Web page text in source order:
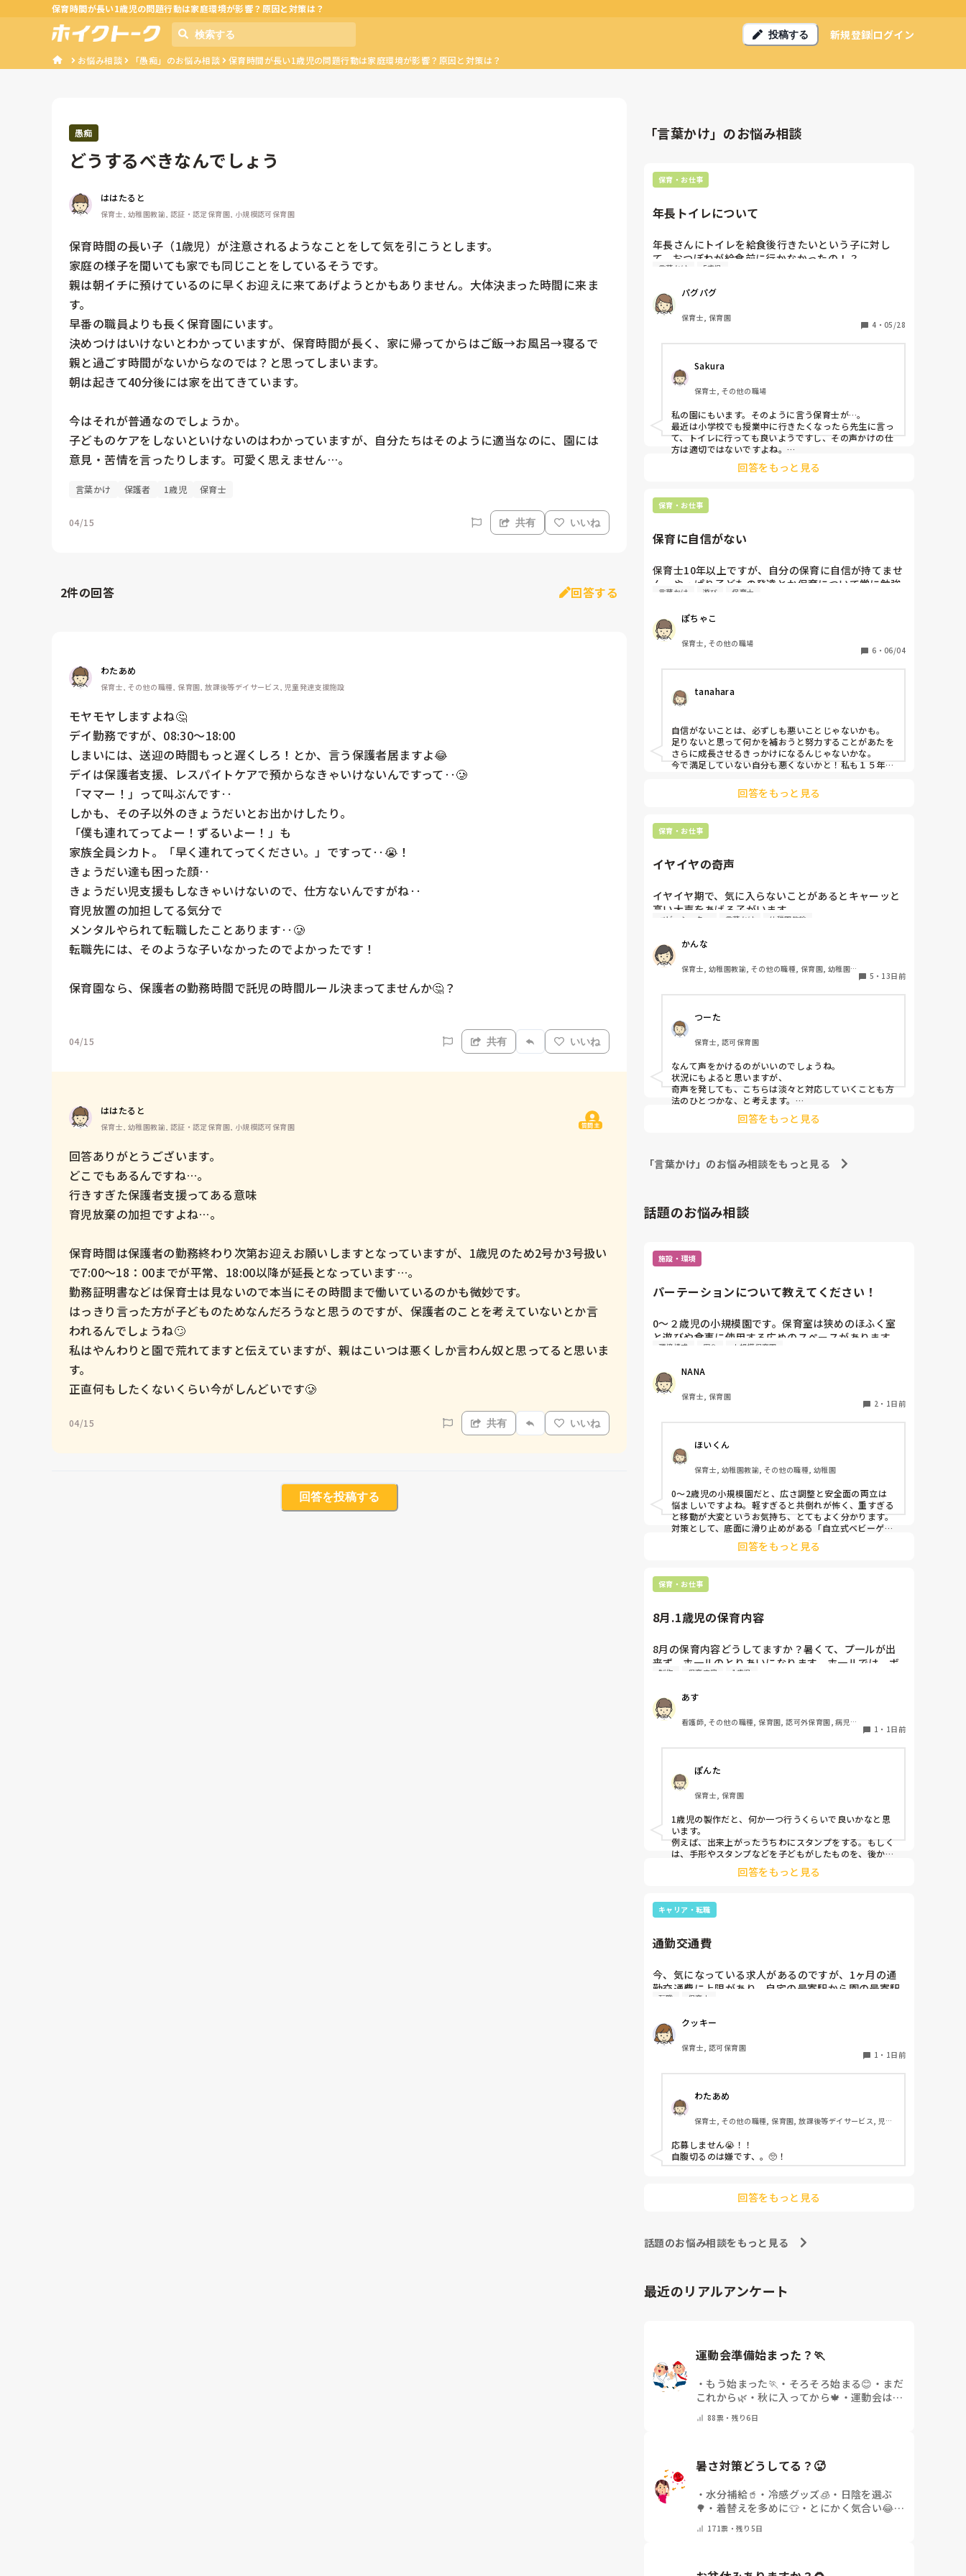
保育時間が長い1歳児の問題行動は家庭環境が影響？原因と対策は？
投稿する 新規登録ログイン
お悩み相談 「愚痴」のお悩み相談 保育時間が長い1歳児の問題行動は家庭環境が影響？原因と対策は？
愚痴
どうするべきなんでしょう
ははたると
保育士, 幼稚園教諭, 認証・認定保育園, 小規模認可保育園
保育時間の長い子（1歳児）が注意されるようなことをして気を引こうとします。
家庭の様子を聞いても家でも同じことをしているそうです。
親は朝イチに預けているのに早くお迎えに来てあげようとかもありません。大体決まった時間に来ま
す。
早番の職員よりも長く保育園にいます。
決めつけはいけないとわかっていますが、保育時間が長く、家に帰ってからはご飯→お風呂→寝るで
親と過ごす時間がないからなのでは？と思ってしまいます。
朝は起きて40分後には家を出てきています。
今はそれが普通なのでしょうか。
子どものケアをしないといけないのはわかっていますが、自分たちはそのように適当なのに、園には
意見・苦情を言ったりします。可愛く思えません…。
言葉かけ 保護者 1歳児 保育士
04/15 共有 いいね
2件の回答 回答する
わたあめ
保育士, その他の職種, 保育園, 放課後等デイサービス, 児童発達支援施設
モヤモヤしますよね🤔
デイ勤務ですが、08:30〜18:00
しまいには、送迎の時間もっと遅くしろ！とか、言う保護者居ますよ😂
デイは保護者支援、レスパイトケアで預からなきゃいけないんですって‥🥲
「ママー！」って叫ぶんです‥
しかも、その子以外のきょうだいとお出かけしたり。
「僕も連れてってよー！ずるいよー！」も
家族全員シカト。「早く連れてってください。」ですって‥😭！
きょうだい達も困った顔‥
きょうだい児支援もしなきゃいけないので、仕方ないんですがね‥
育児放置の加担してる気分で
メンタルやられて転職したことあります‥🥲
転職先には、そのような子いなかったのでよかったです！
保育園なら、保護者の勤務時間で託児の時間ルール決まってませんか🤔？
04/15 共有 いいね
ははたると
保育士, 幼稚園教諭, 認証・認定保育園, 小規模認可保育園 質問主
回答ありがとうございます。
どこでもあるんですね…。
行きすぎた保護者支援ってある意味
育児放棄の加担ですよね…。
保育時間は保護者の勤務終わり次第お迎えお願いしますとなっていますが、1歳児のため2号か3号扱い
で7:00〜18：00までが平常、18:00以降が延長となっています…。
勤務証明書などは保育士は見ないので本当にその時間まで働いているのかも微妙です。
はっきり言った方が子どものためなんだろうなと思うのですが、保護者のことを考えていないとか言
われるんでしょうね🙄
私はやんわりと園で荒れてますと伝えていますが、親はこいつは悪くしか言わん奴と思ってると思いま
す。
正直何もしたくないくらい今がしんどいです🥲
04/15 共有 いいね
回答を投稿する
「言葉かけ」のお悩み相談
保育・お仕事
年長トイレについて
年長さんにトイレを給食後行きたいという子に対し
て、おつぼねが給食前に行かなかったの！？
ごちそう様まで我慢できないの！？と子ども達に言っ
ていました。我慢しなさいと。
小学生になったらいけないよとその保育の声かけ合っ
てますか！？
言葉かけ 5歳児
パグパグ
保育士, 保育園
4 ・ 05/28
Sakura
保育士, その他の職場
私の園にもいます。そのように言う保育士が…。
最近は小学校でも授業中に行きたくなったら先生に言っ
て、トイレに行っても良いようですし、その声かけの仕
方は適切ではないですよね。
トイレに行かせず我慢させるのって違いますよね…。
食事中に行くのはマナーとしては良くはないですが、次
回答をもっと見る
保育・お仕事
保育に自信がない
保育士10年以上ですが、自分の保育に自信が持てませ
ん。やっぱり子どもの発達とか保育について常に勉強
することが大事ですかね。
言葉かけ 遊び 保育士
ぽちゃこ
保育士, その他の職場
6 ・ 06/04
tanahara
自信がないことは、必ずしも悪いことじゃないかも。
足りないと思って何かを補おうと努力することがあたを
さらに成長させるきっかけになるんじゃないかな。
今で満足していない自分も悪くないかと！私も１５年目
ることが多くて勉強になります。
前向きに捉えてどんなことを学んでみようかなと楽しん
回答をもっと見る
保育・お仕事
イヤイヤの奇声
イヤイヤ期で、気に入らないことがあるとキャーッと
高い大声をあげる子がいます。
家庭では一人っ子で、おうちの人がみなまで言わずと
言うこと聞いてもらえるになっています。
言わないとわからないし、ダメなこともあるよって
なんて声かけるのが良いのでしょうか…
ベビーシッター 言葉かけ 幼稚園教諭
かんな
保育士, 幼稚園教諭, その他の職種, 保育園, 幼稚園,
5 ・ 13日前
つーた
保育士, 認可保育園
なんて声をかけるのがいいのでしょうね。
状況にもよると思いますが、
奇声を発しても、こちらは淡々と対応していくことも方
法のひとつかな、と考えます。
そのキャーッは、何かな？
機嫌のいい時？など、自然な関わりができる時には、
もいいだろうし。
う、
だから、奇声を発している、発するようになる、って考
思い込みも、多少入っているような気がします。
必要ですが、
イヤイヤ期という時期にあるならば、視点を変えてみる
ことも大切ですよ。
家庭との連携、日頃のやりとり、対応の共有が必要にな
ってきますから。
回答をもっと見る
「言葉かけ」のお悩み相談をもっと見る
話題のお悩み相談
施設・環境
パーテーションについて教えてください！
0〜２歳児の小規模園です。保育室は狭めのほふく室
と遊びや食事に使用する広めのスペースがあります。
広すぎると走り回ったりして落ち着かないので、活動
テーションがウレタンのような素材で軽いので、ちょ
っと体が当たると倒れたり、つかまり立ちが不安定な
子にとっては共倒れになったりで危険です。かと言っ
て固定してしまうと活動によって柔軟に移動すること
しっかりした重いものを置いていましたが、移動が大
変で使い勝手が悪く、子どもがぶつかって倒れた時に
怖い思いをしました。
皆さんの園ではどんなもので工夫されていますか？
環境構成 安全 小規模保育園
NANA
保育士, 保育園
2 ・ 1日前
ほいくん
保育士, 幼稚園教諭, その他の職種, 幼稚園
0〜2歳児の小規模園だと、広さ調整と安全面の両立は
悩ましいですよね。軽すぎると共倒れが怖く、重すぎる
と移動が大変というお気持ち、とてもよく分かります。
対策として、底面に滑り止めがある「自立式ベビーゲー
ト」なら、つかまり立ちでも倒れにくく移動も楽でおす
すめです。また、ストッパー付きキャスターをつけたロ
です。
今のウレタン製を活かすなら、壁や固定家具で挟む配置
回答をもっと見る
保育・お仕事
8月.1歳児の保育内容
8月の保育内容どうしてますか？暑くて、プ一ルが出
来ず、ホ一ルのとりあいになります。ホ一ルでは、ボ
一ルや平均台、風船で遊んでいます。製作で、うちわ
集中できません。1歳児クラスです、玩具で遊ばせな
がら、何人かずつよんで、やっています。何か、いい
アイデアや、工夫など、何でもいいので、教えて下さ
い。
制作 保育内容 1歳児
あす
看護師, その他の職種, 保育園, 認可外保育園, 病児保
1 ・ 1日前
ぽんた
保育士, 保育園
1歳児の製作だと、何か一つ行うくらいで良いかなと思
います。
例えば、出来上がったうちわにスタンプをする。もしく
は、手形やスタンプなどを子どもがしたものを、後から
うちわの形に切る。1歳児なんて集中できないです。興
味を持って来てくれただけで十分です。
お部屋では、ビニールシートを敷いて、片栗粉粘土、寒
天や春雨遊び、氷遊び、など間食遊びをたくさん行って
ホールに行っているクラスにお邪魔するのも良いかなと
す！
回答をもっと見る
キャリア・転職
通勤交通費
今、気になっている求人があるのですが、1ヶ月の通
勤交通費に上限があり、自宅の最寄駅から園の最寄駅
までの通勤定期代が5,000円ほどオーバーします
私としてはなかなか大きい金額なので、この時点で応
募を迷っているのですが、皆さんならどうしますか？
転職 保育士
クッキー
保育士, 認可保育園
1 ・ 1日前
わたあめ
保育士, その他の職種, 保育園, 放課後等デイサービス, 児童
応募しません😭！！
自腹切るのは嫌です、。🥺！
回答をもっと見る
話題のお悩み相談をもっと見る
最近のリアルアンケート
運動会準備始まった？🏃
・ もう始まった🏃 ・ そろそろ始まる😊 ・ まだ
これから🌿 ・秋に入ってから🍁 ・ 運動会はな
ください)
88票・ 残り6日
暑さ対策どうしてる？🥵
・水分補給🥤 ・ 冷感グッズ🧊 ・ 日陰を選ぶ
🌳 ・ 着替えを多めに👕・ とにかく気合い😂・
171票・残り5日